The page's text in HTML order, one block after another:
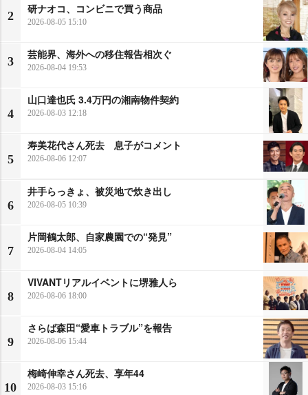
2
研ナオコ、コンビニで買う商品
2026-08-05 15:10
3
芸能界、海外への移住報告相次ぐ
2026-08-04 19:53
4
山口達也氏 3.4万円の湘南物件契約
2026-08-03 12:18
5
寿美花代さん死去 息子がコメント
2026-08-06 12:07
6
井手らっきょ、被災地で炊き出し
2026-08-05 10:39
7
片岡鶴太郎、自家農園での“発見”
2026-08-04 14:05
8
VIVANTリアルイベントに堺雅人ら
2026-08-06 18:00
9
さらば森田“愛車トラブル”を報告
2026-08-06 15:44
10
梅崎伸幸さん死去、享年44
2026-08-03 15:16